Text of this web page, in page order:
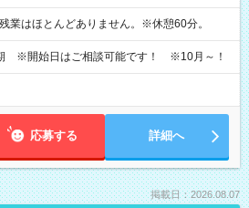
はほとんどありません。※休憩60分。
※開始日はご相談可能です！ ※10月～！
応募する 詳細へ
掲載日：2026.08.07